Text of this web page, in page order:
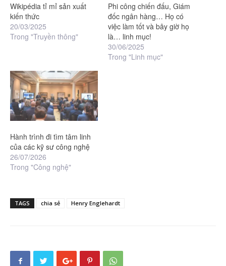
Wikipédia tỉ mỉ sản xuất
kiến thức
20/03/2025
Trong "Truyền thông"
Phi công chiến đấu, Giám
đốc ngân hàng… Họ có
việc làm tốt và bây giờ họ
là… linh mục!
30/06/2025
Trong "Linh mục"
Hành trình đi tìm tâm linh
của các kỹ sư công nghệ
26/07/2026
Trong "Công nghệ"
TAGS chia sẻ Henry Englehardt